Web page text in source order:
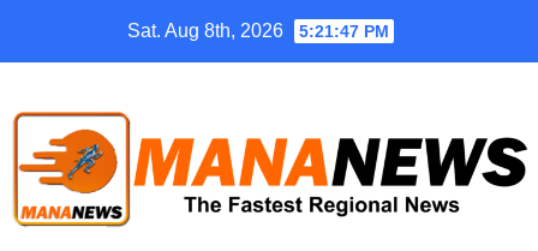
Sat. Aug 8th, 2026 5:21:47 PM